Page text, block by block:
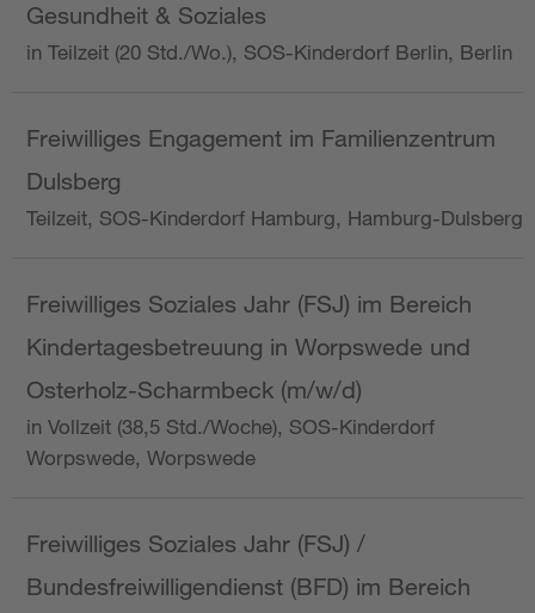
Gesundheit & Soziales
in Teilzeit (20 Std./Wo.), SOS-Kinderdorf Berlin, Berlin
Freiwilliges Engagement im Familienzentrum
Dulsberg
Teilzeit, SOS-Kinderdorf Hamburg, Hamburg-Dulsberg
Freiwilliges Soziales Jahr (FSJ) im Bereich
Kindertagesbetreuung in Worpswede und
Osterholz-Scharmbeck (m/w/d)
in Vollzeit (38,5 Std./Woche), SOS-Kinderdorf
Worpswede, Worpswede
Freiwilliges Soziales Jahr (FSJ) /
Bundesfreiwilligendienst (BFD) im Bereich